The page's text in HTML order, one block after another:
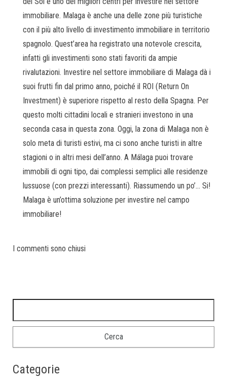
immobiliare. Malaga è anche una delle zone più turistiche
con il più alto livello di investimento immobiliare in territorio
spagnolo. Quest’area ha registrato una notevole crescita,
infatti gli investimenti sono stati favoriti da ampie
rivalutazioni. Investire nel settore immobiliare di Malaga dà i
suoi frutti fin dal primo anno, poiché il ROI (Return On
Investment) è superiore rispetto al resto della Spagna. Per
questo molti cittadini locali e stranieri investono in una
seconda casa in questa zona. Oggi, la zona di Malaga non è
solo meta di turisti estivi, ma ci sono anche turisti in altre
stagioni o in altri mesi dell’anno. A Málaga puoi trovare
immobili di ogni tipo, dai complessi semplici alle residenze
lussuose (con prezzi interessanti). Riassumendo un po’… Si!
Malaga è un’ottima soluzione per investire nel campo
immobiliare!
I commenti sono chiusi
Categorie